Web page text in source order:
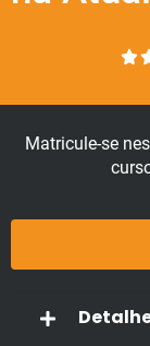
Matricule-se